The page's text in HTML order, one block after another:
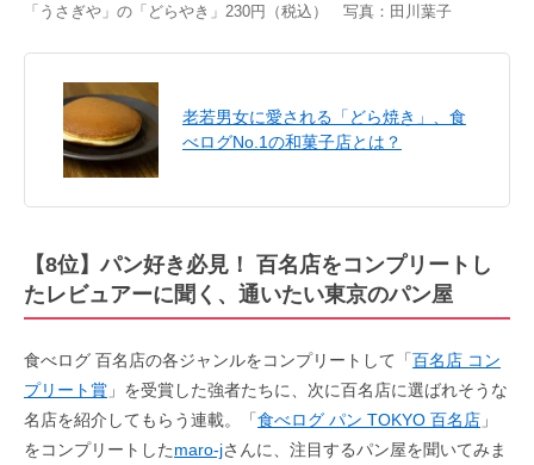
「うさぎや」の「どらやき」230円（税込） 写真：田川葉子
老若男女に愛される「どら焼き」、食
べログNo.1の和菓子店とは？
【8位】パン好き必見！ 百名店をコンプリートし
たレビュアーに聞く、通いたい東京のパン屋
食べログ 百名店の各ジャンルをコンプリートして「百名店 コン
プリート賞 」を受賞した強者たちに、次に百名店に選ばれそうな
名店を紹介してもらう連載。「食べログ パン TOKYO 百名店 」
をコンプリートしたmaro-jさんに、注目するパン屋を聞いてみま